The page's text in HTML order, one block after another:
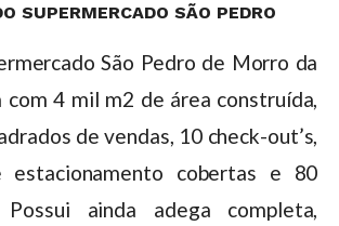
SUPERMERCADO SÃO PEDRO
São Pedro de Morro da
com 4 mil m2 de área construída,
de vendas, 10 check-out’s,
estacionamento cobertas e 80
Possui ainda adega completa,